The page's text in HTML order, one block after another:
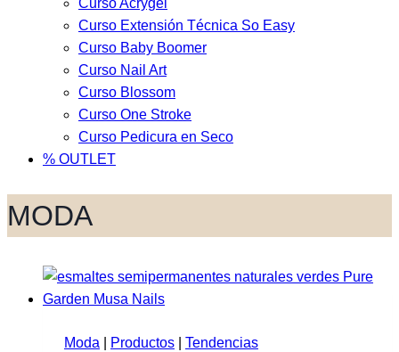
Curso Acrygel
Curso Extensión Técnica So Easy
Curso Baby Boomer
Curso Nail Art
Curso Blossom
Curso One Stroke
Curso Pedicura en Seco
% OUTLET
MODA
Moda Productos Tendencias